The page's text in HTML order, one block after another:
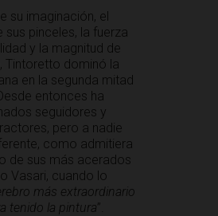
su imaginación, el
sus pinceles, la fuerza
y la magnitud de
Tintoretto dominó la
en la segunda mitad
entonces ha
seguidores y
pero a nadie
como admitiera
de sus más acerados
Vasari, cuando lo
más extraordinario
tenido la pintura”.